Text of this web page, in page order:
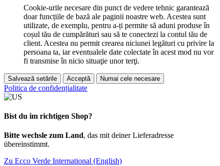
Cookie-urile necesare din punct de vedere tehnic garantează
doar funcțiile de bază ale paginii noastre web. Acestea sunt
utilizate, de exemplu, pentru a-ți permite să aduni produse în
coșul tău de cumpărături sau să te conectezi la contul tău de
client. Acestea nu permit crearea niciunei legături cu privire la
persoana ta, iar eventualele date colectate în acest mod nu vor
fi transmise în nicio situaţie unor terţi.
Salvează setările Acceptă Numai cele necesare
Politica de confidențialitate
Bist du im richtigen Shop?
Bitte wechsle zum Land, das mit deiner Lieferadresse
übereinstimmt.
Zu Ecco Verde International (English)